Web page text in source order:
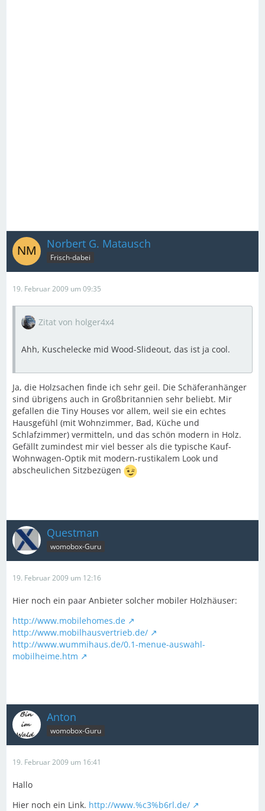
Norbert G. Matausch
Frisch-dabei
19. Februar 2009 um 09:35
Zitat von holger4x4
Ahh, Kuschelecke mid Wood-Slideout, das ist ja cool.
Ja, die Holzsachen finde ich sehr geil. Die Schäferanhänger
sind übrigens auch in Großbritannien sehr beliebt. Mir
gefallen die Tiny Houses vor allem, weil sie ein echtes
Hausgefühl (mit Wohnzimmer, Bad, Küche und
Schlafzimmer) vermitteln, und das schön modern in Holz.
Gefällt zumindest mir viel besser als die typische Kauf-
Wohnwagen-Optik mit modern-rustikalem Look und
abscheulichen Sitzbezügen
Questman
womobox-Guru
19. Februar 2009 um 12:16
Hier noch ein paar Anbieter solcher mobiler Holzhäuser:
http://www.mobilehomes.de
http://www.mobilhausvertrieb.de/
http://www.wummihaus.de/0.1-menue-auswahl-
mobilheime.htm
Anton
womobox-Guru
19. Februar 2009 um 16:41
Hallo
Hier noch ein Link. http://www.%c3%b6rl.de/